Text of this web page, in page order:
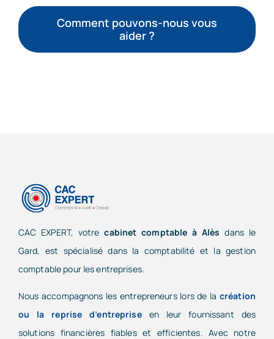
Comment pouvons-nous vous
aider ?
CAC EXPERT, votrecabinet comptable à Alès dans le
Gard, est spécialisé dans la comptabilité et la gestion
comptable pour les entreprises.
Nous accompagnons les entrepreneurs lors de la création
ou la reprise d’entrepriseen leur fournissant des
solutions financières fiables et efficientes. Avec notre